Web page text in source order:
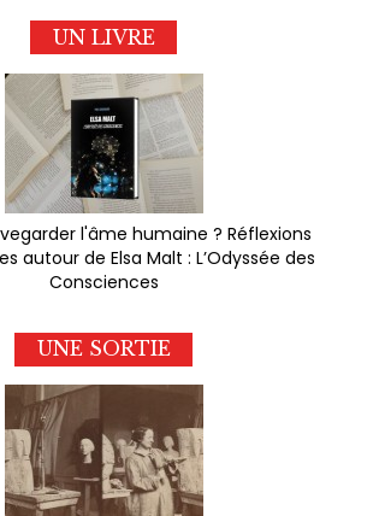
UN LIVRE
l'âme humaine ? Réflexions
autour de Elsa Malt : L’Odyssée des
Consciences
UNE SORTIE